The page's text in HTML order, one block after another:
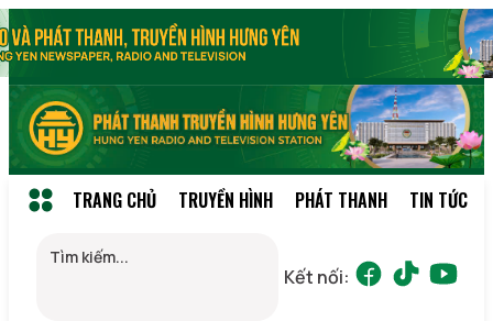
TRANG CHỦ TRUYỀN HÌNH PHÁT THANH TIN TỨC
Kết nối: